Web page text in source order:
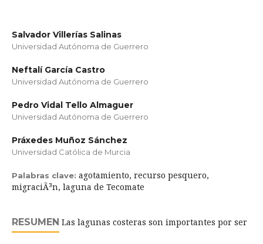
Salvador Villerías Salinas
Universidad Autónoma de Guerrero
Neftalí García Castro
Universidad Autónoma de Guerrero
Pedro Vidal Tello Almaguer
Universidad Autónoma de Guerrero
Práxedes Muñoz Sánchez
Universidad Católica de Murcia
Palabras clave: agotamiento, recurso pesquero,
migraciÃ³n, laguna de Tecomate
RESUMEN Las lagunas costeras son importantes por ser